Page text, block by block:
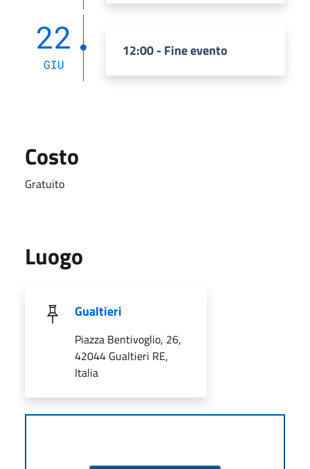
22
GIU
12:00 - Fine evento
Costo
Gratuito
Luogo
Gualtieri
Piazza Bentivoglio, 26,
42044 Gualtieri RE,
Italia